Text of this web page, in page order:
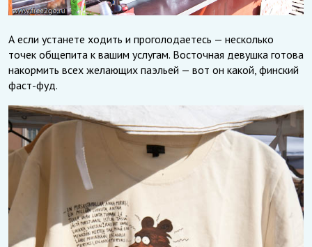
А если устанете ходить и проголодаетесь — несколько
точек общепита к вашим услугам. Восточная девушка готова
накормить всех желающих паэльей — вот он какой, финский
фаст-фуд.